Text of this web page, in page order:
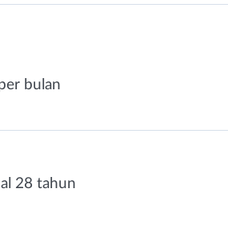
bulan
28 tahun